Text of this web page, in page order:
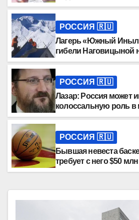
РОССИЯ 🇷🇺
Лагерь «Южный
гибели Наговицыной
в 2026 году
РОССИЯ 🇷🇺
Лазар: Россия может
колоссальную роль в
процессе
РОССИЯ 🇷🇺
Бывшая невеста
требует с него $50